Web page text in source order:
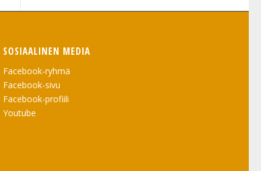
SOSIAALINEN MEDIA
Facebook-ryhmä
Facebook-sivu
Facebook-profiili
Youtube